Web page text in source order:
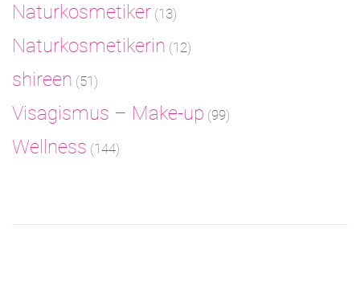
Naturkosmetiker (13)
Naturkosmetikerin (12)
shireen (51)
Visagismus – Make-up (99)
Wellness (144)